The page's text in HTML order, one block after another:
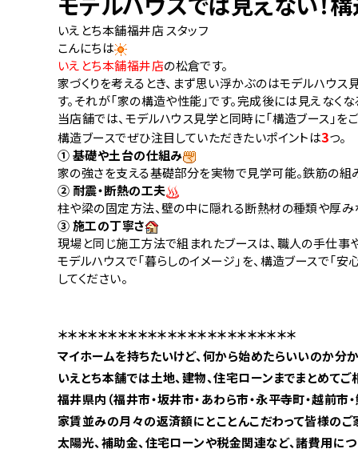
いえとち本舗福井店 スタッフ
こんにちは
​いえとち本舗福井店の松倉です。
家づくりを考えるとき、まず思い浮かぶのはモデルハウ
す。それが「家の構造や性能」です。完成後には見えな
当店舗では、モデルハウス見学と同時に「構造ブース」
構造ブースでぜひ注目していただきたいポイントは3つ。
① 基礎や土台の仕組み
家の強さを支える基礎部分を実物で見学可能。鉄筋の
② 耐震・断熱の工夫
柱や梁の固定方法、壁の中に隠れる断熱材の種類や厚み
③ 施工の丁寧さ
現場と同じ施工方法で組まれたブースは、職人の手仕事
モデルハウスで「暮らしのイメージ」を、構造ブースで
してください。
＊＊＊＊＊＊＊＊＊＊＊＊＊＊＊＊＊＊＊＊＊＊＊＊
マイホームを持ちたいけど、何から始めたらいいのか分
いえとち本舗では土地、建物、住宅ローンまでまとめてご
福井県内（福井市・坂井市・あわら市・永平寺町・越前
家賃並みの月々の返済額にとことんこだわって皆様の
太陽光、補助金、住宅ローンや税金関連など、諸費用に